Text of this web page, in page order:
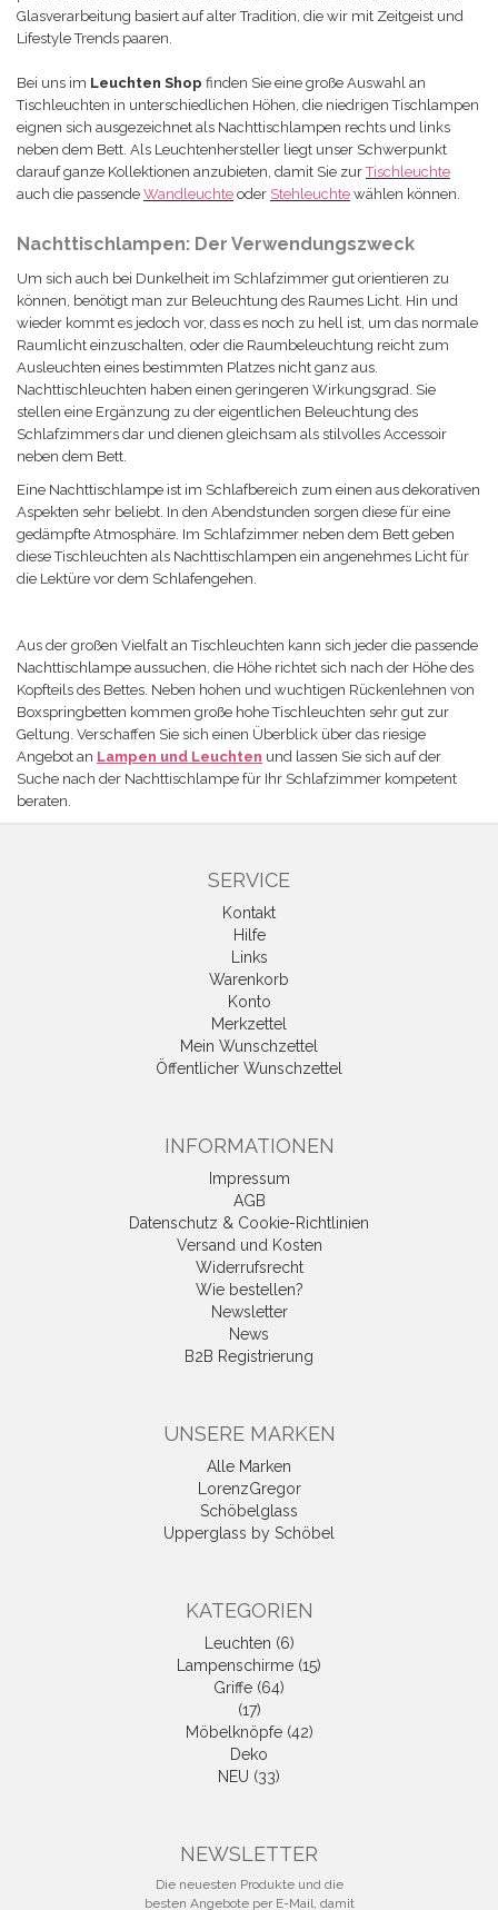
Glasverarbeitung basiert auf alter Tradition, die wir mit Zeitgeist und
Lifestyle Trends paaren.
Bei uns im Leuchten Shop finden Sie eine große Auswahl an
Tischleuchten in unterschiedlichen Höhen, die niedrigen Tischlampen
eignen sich ausgezeichnet als Nachttischlampen rechts und links
neben dem Bett. Als Leuchtenhersteller liegt unser Schwerpunkt
darauf ganze Kollektionen anzubieten, damit Sie zurTischleuchte
auch die passende Wandleuchte oder Stehleuchte wählen können.
Nachttischlampen: Der Verwendungszweck
Um sich auch bei Dunkelheit im Schlafzimmer gut orientieren zu
können, benötigt man zur Beleuchtung des Raumes Licht. Hin und
wieder kommt es jedoch vor, dass es noch zu hell ist, um das normale
Raumlicht einzuschalten, oder die Raumbeleuchtung reicht zum
Ausleuchten eines bestimmten Platzes nicht ganz aus.
Nachttischleuchten haben einen geringeren Wirkungsgrad. Sie
stellen eine Ergänzung zu der eigentlichen Beleuchtung des
Schlafzimmers dar und dienen gleichsam als stilvolles Accessoir
neben dem Bett.
Eine Nachttischlampe ist im Schlafbereich zum einen aus dekorativen
Aspekten sehr beliebt. In den Abendstunden sorgen diese für eine
gedämpfte Atmosphäre. Im Schlafzimmer neben dem Bett geben
diese Tischleuchten als Nachttischlampen ein angenehmes Licht für
die Lektüre vor dem Schlafengehen.
Aus der großen Vielfalt an Tischleuchten kann sich jeder die passende
Nachttischlampe aussuchen, die Höhe richtet sich nach der Höhe des
Kopfteils des Bettes. Neben hohen und wuchtigen Rückenlehnen von
Boxspringbetten kommen große hohe Tischleuchten sehr gut zur
Geltung. Verschaffen Sie sich einen Überblick über das riesige
Angebot an Lampen und Leuchten und lassen Sie sich auf der
Suche nach der Nachttischlampe für Ihr Schlafzimmer kompetent
beraten.
SERVICE
Kontakt
Hilfe
Links
Warenkorb
Konto
Merkzettel
Mein Wunschzettel
Öffentlicher Wunschzettel
INFORMATIONEN
Impressum
AGB
Datenschutz & Cookie-Richtlinien
Versand und Kosten
Widerrufsrecht
Wie bestellen?
Newsletter
News
B2B Registrierung
UNSERE MARKEN
Alle Marken
LorenzGregor
Schöbelglass
Upperglass by Schöbel
KATEGORIEN
Leuchten (6)
Lampenschirme (15)
Griffe (64)
(17)
Möbelknöpfe (42)
Deko
NEU (33)
NEWSLETTER
Die neuesten Produkte und die
besten Angebote per E-Mail, damit